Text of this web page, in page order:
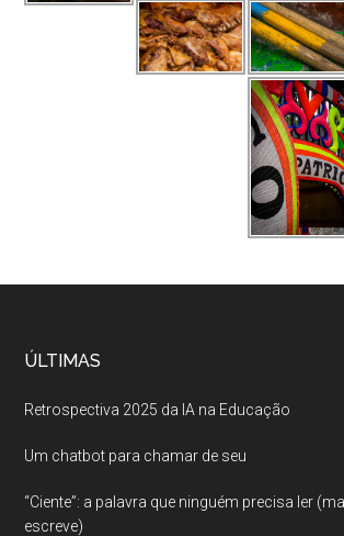
ÚLTIMAS
Retrospectiva 2025 da IA na Educação
Um chatbot para chamar de seu
“Ciente”: a palavra que ninguém precisa ler
escreve)